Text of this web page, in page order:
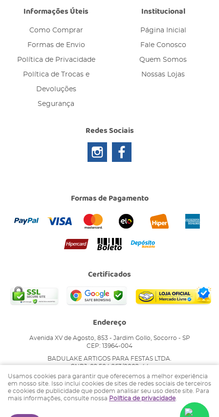
Informações Úteis
Como Comprar
Formas de Envio
Política de Privacidade
Política de Trocas e
Devoluções
Segurança
Institucional
Página Inicial
Fale Conosco
Quem Somos
Nossas Lojas
Redes Sociais
Formas de Pagamento
Certificados
Endereço
Avenida XV de Agosto, 853- Jardim Gollo, Socorro - SP
CEP: 13964-004
BADULAKE ARTIGOS PARA FESTAS LTDA.
CNPJ: 02.504.263/0002-44
LOJA VIRTUAL CRIADA POR
Usamos cookies para garantir que oferecemos a melhor experiência
em nosso site. Isso inclui cookies de sites de redes sociais de terceiros
e cookies de publicidade que podem analisar seu uso deste site. Para
mais informações, consulte nossa Política de privacidade.